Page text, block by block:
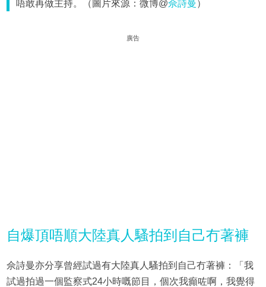
唔敢再做主持。（圖片來源：微博@佘詩曼 ）
廣告
自爆頂唔順大陸真人騷拍到自己冇著褲
佘詩曼亦分享曾經試過有大陸真人騷拍到自己冇著褲：「我
試過拍過一個監察式24小時嘅節目，個次我癲咗啊，我覺得